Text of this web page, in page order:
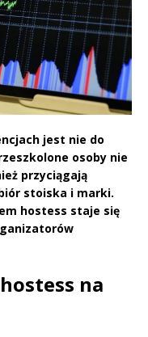
jest nie do
osoby nie
przyciągają
stoiska i marki.
hostess staje się
na